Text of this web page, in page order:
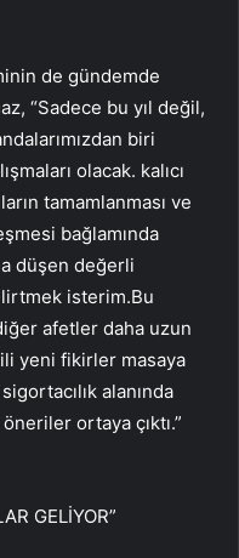
de gündemde
“Sadece bu yıl değil,
biri
olacak. kalıcı
tamamlanması ve
bağlamında
düşen değerli
isterim.Bu
afetler daha uzun
yeni fikirler masaya
alanında
ortaya çıktı.”
GELİYOR”